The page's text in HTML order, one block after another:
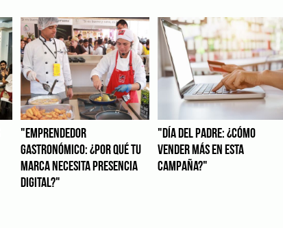
"EMPRENDEDOR
GASTRONÓMICO: ¿POR QUÉ TU
MARCA NECESITA PRESENCIA
DIGITAL?"
"DÍA DEL PADRE: ¿CÓMO
VENDER MÁS EN ESTA
CAMPAÑA?"